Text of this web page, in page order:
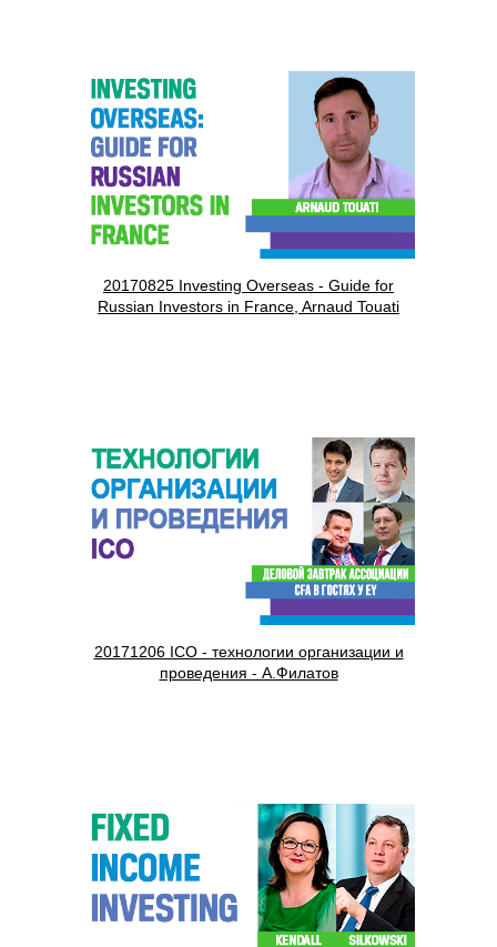
20170825 Investing Overseas - Guide for
Russian Investors in France, Arnaud Touati
20171206 ICO - технологии организации и
проведения - А.Филатов